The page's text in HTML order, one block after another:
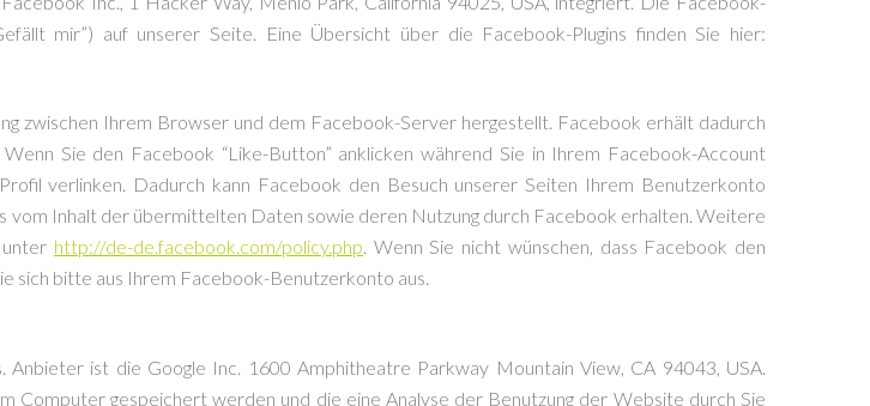
mir”) auf unserer Seite. Eine Übersicht über die Facebook-Plugins finden Sie hier:
zwischen Ihrem Browser und dem Facebook-Server hergestellt. Facebook erhält dadurch
Sie den Facebook “Like-Button” anklicken während Sie in Ihrem Facebook-Account
verlinken. Dadurch kann Facebook den Besuch unserer Seiten Ihrem Benutzerkonto
vom Inhalt der übermittelten Daten sowie deren Nutzung durch Facebook erhalten. Weitere
http://de-de.facebook.com/policy.php. Wenn Sie nicht wünschen, dass Facebook den
sich bitte aus Ihrem Facebook-Benutzerkonto aus.
ist die Google Inc. 1600 Amphitheatre Parkway Mountain View, CA 94043, USA.
Computer gespeichert werden und die eine Analyse der Benutzung der Website durch Sie